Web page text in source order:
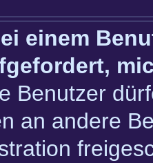
einem
Benutzer
an andere